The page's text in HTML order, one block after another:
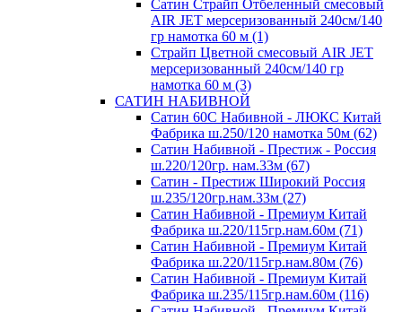
Сатин Страйп Отбеленный смесовый
AIR JET мерсеризованный 240см/140
гр намотка 60 м (1)
Страйп Цветной смесовый AIR JET
мерсеризованный 240см/140 гр
намотка 60 м (3)
САТИН НАБИВНОЙ
Сатин 60С Набивной - ЛЮКС Китай
Фабрика ш.250/120 намотка 50м (62)
Сатин Набивной - Престиж - Россия
ш.220/120гр. нам.33м (67)
Сатин - Престиж Широкий Россия
ш.235/120гр.нам.33м (27)
Сатин Набивной - Премиум Китай
Фабрика ш.220/115гр.нам.60м (71)
Сатин Набивной - Премиум Китай
Фабрика ш.220/115гр.нам.80м (76)
Сатин Набивной - Премиум Китай
Фабрика ш.235/115гр.нам.60м (116)